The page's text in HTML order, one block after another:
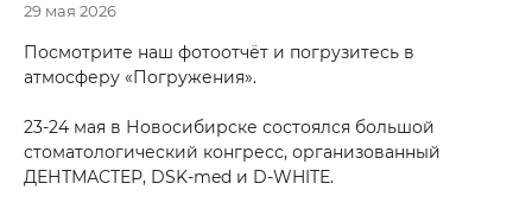
29 мая 2026
Посмотрите наш фотоотчёт и погрузитесь в
атмосферу «Погружения».
23-24 мая в Новосибирске состоялся большой
стоматологический конгресс, организованный
ДЕНТМАСТЕР, DSK-med и D-WHITE.